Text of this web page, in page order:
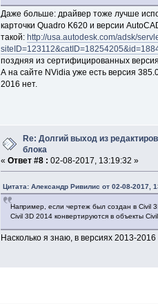
Даже больше: драйвер тоже лучше
карточки Quadro K620 и версии
такой: http://usa.autodesk.com/adsk/
поздняя из сертифицированных
А на сайте NVidia уже есть версия
2016 нет.
Re: Долгий выход из
блока
« Ответ #8 : 02-08-2017, 13:19:32 »
Цитата: Александр Ривилис от 02-08-2017,
Например, если чертеж был создан в Civil
Civil 3D 2014 конвертируются в объекты
Насколько я знаю, в версиях 2013-